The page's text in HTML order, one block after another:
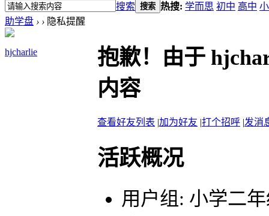
搜索 搜索 热搜: 学而思 初中 高中
助学盘 › › 隐私提醒
hjcharlie
抱歉！由于
内容
查看好友列表 |加为好友 |打个招呼 |发消
活跃概况
用户组: 小学二